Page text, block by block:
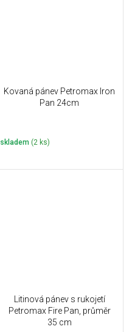
Kovaná pánev Petromax Iron
Pan 24cm
skladem (2 ks)
Litinová pánev s rukojetí
Petromax Fire Pan, průměr
35 cm